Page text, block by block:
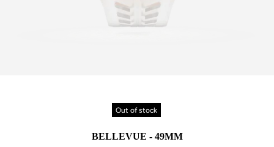
Out of stock
BELLEVUE - 49MM